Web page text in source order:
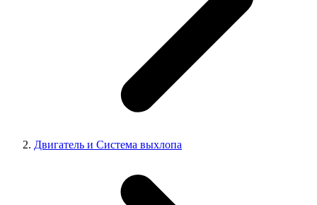
Двигатель и Система выхлопа